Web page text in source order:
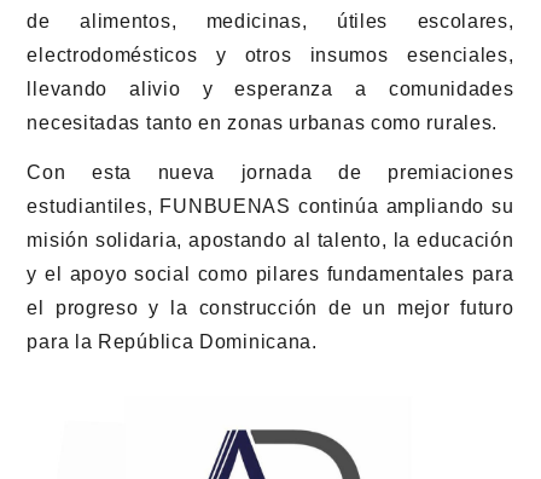
de alimentos, medicinas, útiles escolares,
electrodomésticos y otros insumos esenciales,
llevando alivio y esperanza a comunidades
necesitadas tanto en zonas urbanas como rurales.
Con esta nueva jornada de premiaciones
estudiantiles, FUNBUENAS continúa ampliando su
misión solidaria, apostando al talento, la educación
y el apoyo social como pilares fundamentales para
el progreso y la construcción de un mejor futuro
para la República Dominicana.